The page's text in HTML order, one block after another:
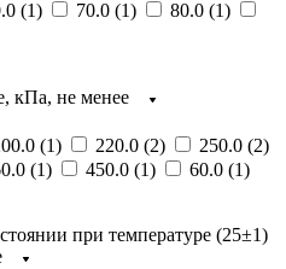
(1) 70.0 (1) 80.0 (1)
кПа, не менее
(1) 220.0 (2) 250.0 (2)
(1) 450.0 (1) 60.0 (1)
при температуре (25±1)